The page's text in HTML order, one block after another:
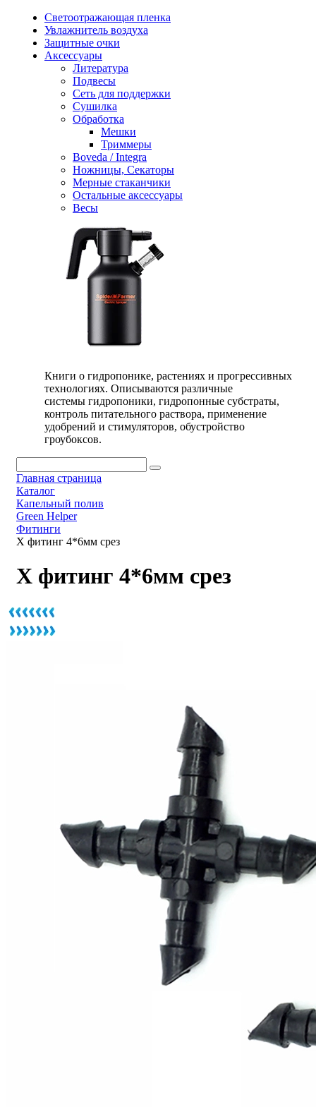
Светоотражающая пленка
Увлажнитель воздуха
Защитные очки
Аксессуары
Литература
Подвесы
Сеть для поддержки
Сушилка
Обработка
Мешки
Триммеры
Boveda / Integra
Ножницы, Секаторы
Мерные стаканчики
Остальные аксессуары
Весы
Книги о гидропонике, растениях и прогрессивных
технологиях. Описываются различные
системы гидропоники, гидропонные субстраты,
контроль питательного раствора, применение
удобрений и стимуляторов, обустройство
гроубоксов.
Главная страница
Каталог
Капельный полив
Green Helper
Фитинги
Х фитинг 4*6мм срез
Х фитинг 4*6мм срез